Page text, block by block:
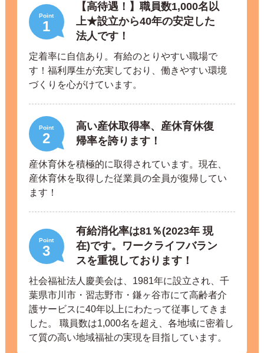
Point
1
【高待遇！】職員数1,000名以
上★設立から40年の安定した
法人です！
定着率に自信あり。有給のとりやすい職場で
す！福利厚生が充実しており、働きやすい環境
づくりを心がけています。
Point
2
高い産休取得率、産休育休復
帰率を誇ります！
産休育休を積極的に取得されています。現在、
産休育休を取得した従業員の全員が復帰してい
ます！
Point
3
有給消化率は81％(2023年 現
在)です。ワークライフバラン
スを重視しております！
社会福祉法人慶美会は、1981年に設立され、千
葉県市川市・習志野市・鎌ヶ谷市にて高齢者介
護サービスに40年以上にわたって従事してきま
した。 職員数は1,000名を超え、各地域に密着し
て質の高い地域福祉の実現を目指しています。